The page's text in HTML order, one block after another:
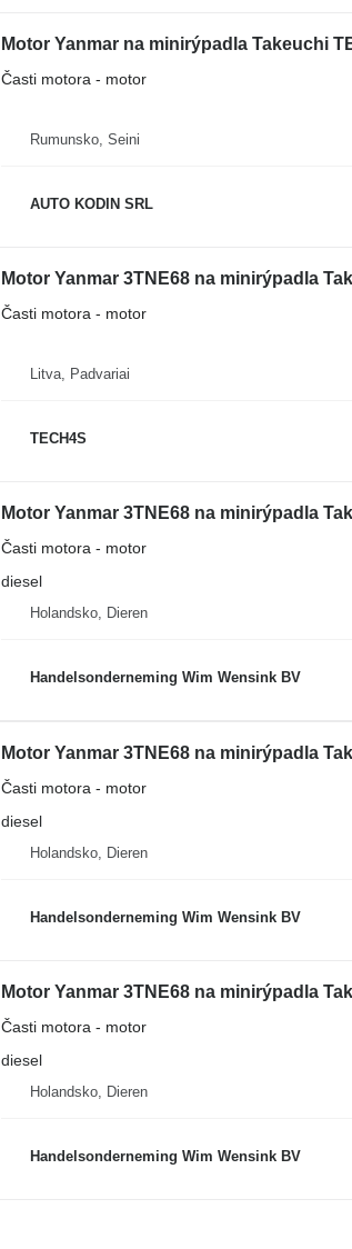
Motor Yanmar na minirýpadla Takeuchi
Časti motora - motor
Rumunsko, Seini
AUTO KODIN SRL
Motor Yanmar 3TNE68 na minirýpadla
Časti motora - motor
Litva, Padvariai
TECH4S
Motor Yanmar 3TNE68 na minirýpadla
Časti motora - motor
diesel
Holandsko, Dieren
Handelsonderneming Wim Wensink BV
Motor Yanmar 3TNE68 na minirýpadla
Časti motora - motor
diesel
Holandsko, Dieren
Handelsonderneming Wim Wensink BV
Motor Yanmar 3TNE68 na minirýpadla
Časti motora - motor
diesel
Holandsko, Dieren
Handelsonderneming Wim Wensink BV